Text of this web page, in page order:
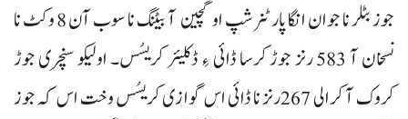
جوز بٹلر نا جوان انگا پارٹنر شپ او گچین آ بیٹنگ نا سوب آن 8 وکٹ نا
نسخان آ 583 رنز جوڑ کرسا ڈائی ءِ ڈکلیئر کریسُس۔ اولیکو سنچری جوڑ
کروک آ کرالی 267رنز نا ڈائی اس گوازی کریسُس وخت اس کہ جوز